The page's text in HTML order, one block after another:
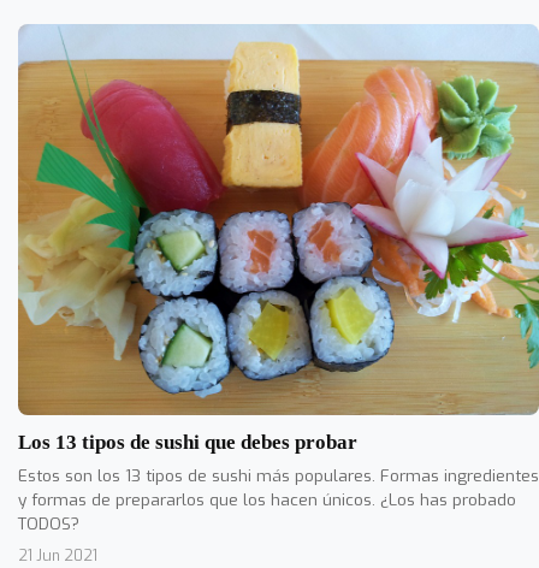
Los 13 tipos de sushi que debes probar
Estos son los 13 tipos de sushi más populares. Formas ingredientes
y formas de prepararlos que los hacen únicos. ¿Los has probado
TODOS?
21 Jun 2021